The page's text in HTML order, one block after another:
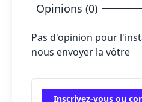
Opinions (0)
Pas d'opinion pour
nous envoyer la vôtre
Inscrivez-vous ou